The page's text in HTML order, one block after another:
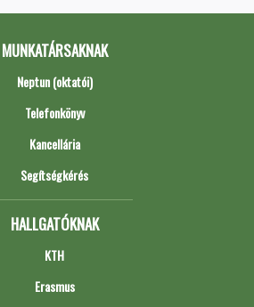
MUNKATÁRSAKNAK
Neptun (oktatói)
Telefonkönyv
Kancellária
Segítségkérés
HALLGATÓKNAK
KTH
Erasmus